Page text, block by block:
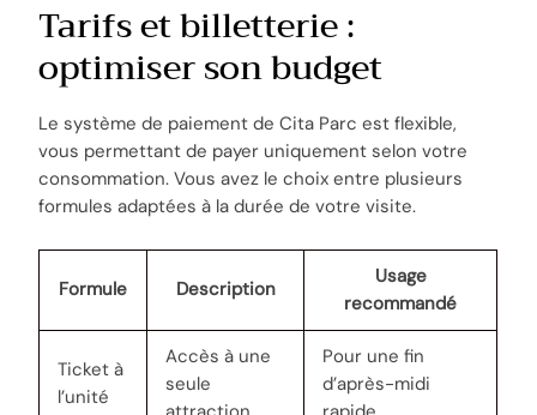
Tarifs et billetterie :
optimiser son budget
Le système de paiement de Cita Parc est flexible,
vous permettant de payer uniquement selon votre
consommation. Vous avez le choix entre plusieurs
formules adaptées à la durée de votre visite.
Formule Description
Usage
recommandé
Ticket à
l’unité
Accès à une
seule
Pour une fin
d’après-midi